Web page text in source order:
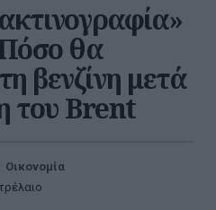
θα
βενζίνη μετά
του Brent
Οικονομία